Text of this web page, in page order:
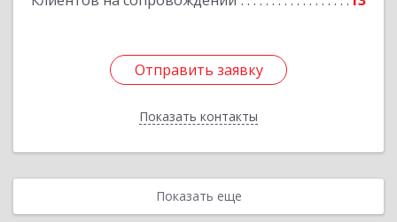
Отправить заявку
Показать контакты
Отправить заявку
Назад
Показать еще